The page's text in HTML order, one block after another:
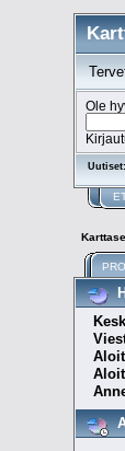
Ole
Uutiset: